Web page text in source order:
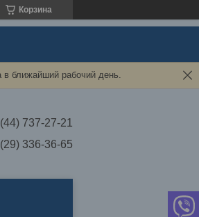
Корзина
в ближайший рабочий день.
737-27-21
336-36-65